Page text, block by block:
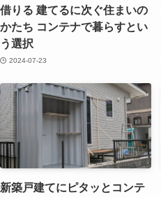
借りる 建てるに次ぐ住まいの
かたち コンテナで暮らすとい
う選択
2024-07-23
新築戸建てにピタッとコンテ